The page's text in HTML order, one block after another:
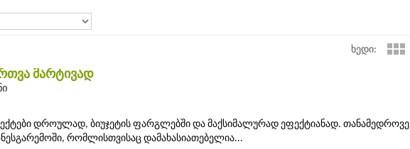
ხედი:
მარტივად
დროულად, ბიუჯეტის ფარგლებში და მაქსიმალურად ეფექტიანად. თანამედროვე
რომლისთვისაც დამახასიათებელია...